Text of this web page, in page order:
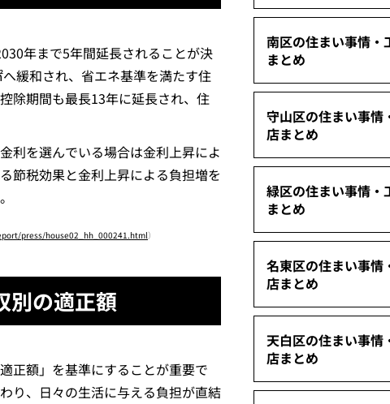
年まで5年間延長されることが決
緩和され、省エネ基準を満たす住
除期間も最長13年に延長され、住
利を選んでいる場合は金利上昇によ
節税効果と金利上昇による負担増を
press/house02_hh_000241.html）
別の適正額
正額」を基準にすることが重要で
り、日々の生活に与える負担が直結
南区の住まい事情・
まとめ
守山区の住まい事情
店まとめ
緑区の住まい事情・
まとめ
名東区の住まい事情
店まとめ
天白区の住まい事情
店まとめ